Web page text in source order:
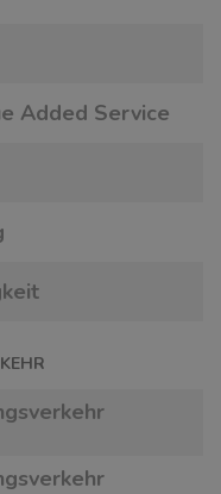
Added Service